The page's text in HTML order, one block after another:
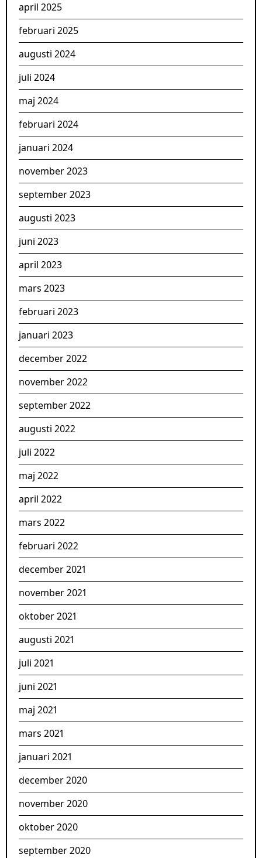
april 2025
februari 2025
augusti 2024
juli 2024
maj 2024
februari 2024
januari 2024
november 2023
september 2023
augusti 2023
juni 2023
april 2023
mars 2023
februari 2023
januari 2023
december 2022
november 2022
september 2022
augusti 2022
juli 2022
maj 2022
april 2022
mars 2022
februari 2022
december 2021
november 2021
oktober 2021
augusti 2021
juli 2021
juni 2021
maj 2021
mars 2021
januari 2021
december 2020
november 2020
oktober 2020
september 2020